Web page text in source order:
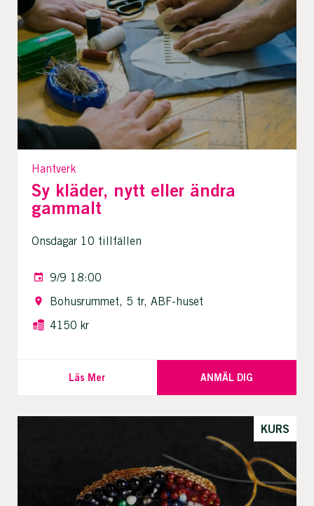
Hantverk
Sy kläder, nytt eller ändra
gammalt
Onsdagar 10 tillfällen
9/9 18:00
Bohusrummet, 5 tr, ABF-huset
4150 kr
Läs Mer ANMÄL DIG
KURS